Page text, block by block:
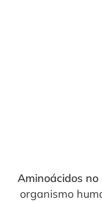
Aminoácidos no
organismo